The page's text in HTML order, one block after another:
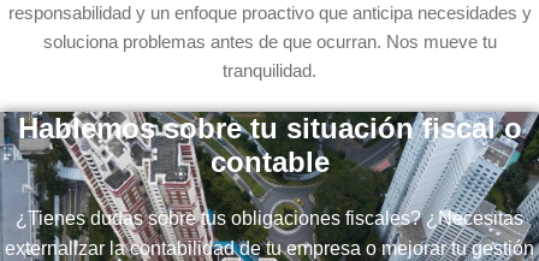
responsabilidad y un enfoque proactivo que anticipa necesidades y
soluciona problemas antes de que ocurran. Nos mueve tu
tranquilidad.
Hablemos sobre tu situación fiscal o
contable
¿Tienes dudas sobre tus obligaciones fiscales? ¿Necesitas
externalizar la contabilidad de tu empresa o mejorar tu gestión